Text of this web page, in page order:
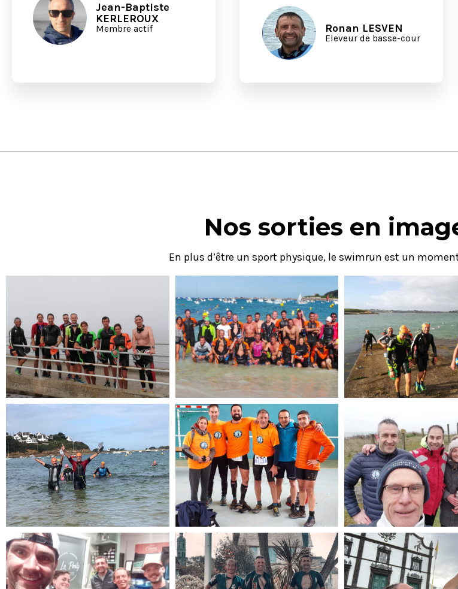
Jean-Baptiste
KERLEROUX
Membre actif Ronan LESVEN
Eleveur de basse-cour
Nos sorties en
En plus d’être un sport physique, le swimrun est un